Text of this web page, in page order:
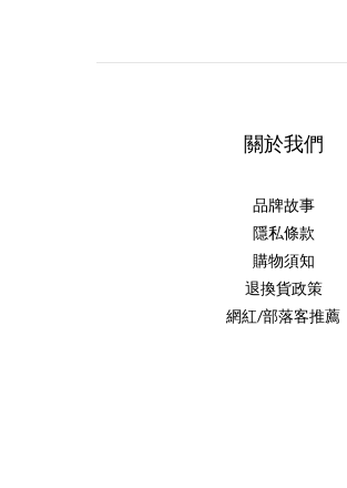
關於我們
品牌故事
隱私條款
購物須知
退換貨政策
網紅/部落客推薦